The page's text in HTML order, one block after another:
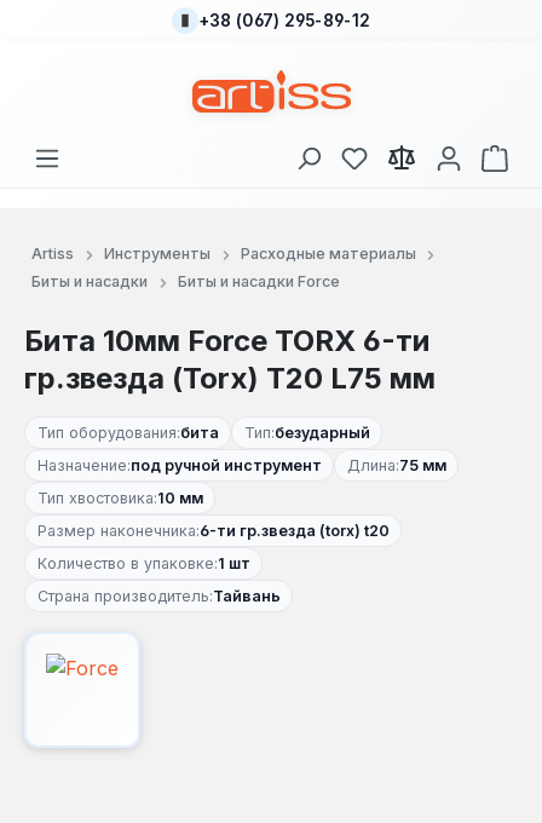
Перейти к основному содержанию
+38 (067) 295-89-12
У вас есть товары
В
Artiss Инструменты
Расходные материалы
Биты и насадки
Биты и насадки Force
Бита 10мм Force TORX 6-ти
гр.звезда (Torx) T20 L75 мм
Тип оборудования:бита Тип:безударный
Назначение:под ручной инструмент Длина:75 мм
Тип хвостовика:10 мм
Размер наконечника:6-ти гр.звезда (torx) t20
Количество в упаковке:1 шт
Страна производитель:Тайвань